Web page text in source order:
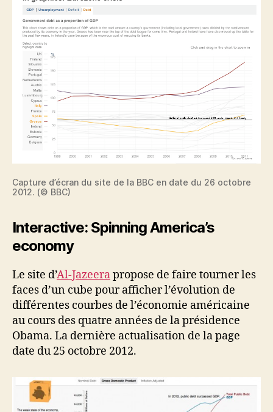
Capture d’écran du site de la BBC en date du 26 octobre
2012. (© BBC)
Interactive: Spinning America’s
economy
Le site d’Al-Jazeerapropose de faire tourner les
faces d’un cube pour afficher l’évolution de
différentes courbes de l’économie américaine
au cours des quatre années de la présidence
Obama. La dernière actualisation de la page
date du 25 octobre 2012.